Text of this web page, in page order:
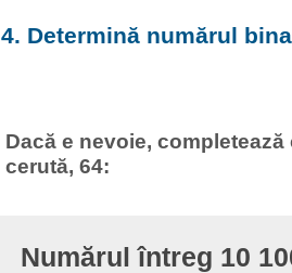
4. Determină numărul
Dacă e nevoie,
cerută, 64:
Numărul întreg 10